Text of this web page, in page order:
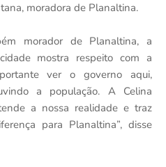
moradora de Planaltina.
morador de Planaltina, a
mostra respeito com a
ver o governo aqui,
a população. A Celina
a nossa realidade e traz
para Planaltina”, disse